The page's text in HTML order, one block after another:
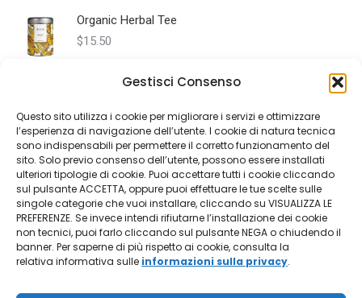
Gestisci Consenso
Questo sito utilizza i cookie per migliorare i servizi e ottimizzare
l’esperienza di navigazione dell’utente. I cookie di natura tecnica
sono indispensabili per permettere il corretto funzionamento del
sito. Solo previo consenso dell’utente, possono essere installati
ulteriori tipologie di cookie. Puoi accettare tutti i cookie cliccando
sul pulsante ACCETTA, oppure puoi effettuare le tue scelte sulle
singole categorie che vuoi installare, cliccando su VISUALIZZA LE
PREFERENZE. Se invece intendi rifiutarne l’installazione dei cookie
non tecnici, puoi farlo cliccando sul pulsante NEGA o chiudendo il
banner. Per saperne di più rispetto ai cookie, consulta la
relativa informativa sulle informazioni sulla privacy.
Organic Herbal Tee
$15.50
Ceramic Mug
Himalayan Rose Salt
$54.20
USEFUL INFO
Shipping